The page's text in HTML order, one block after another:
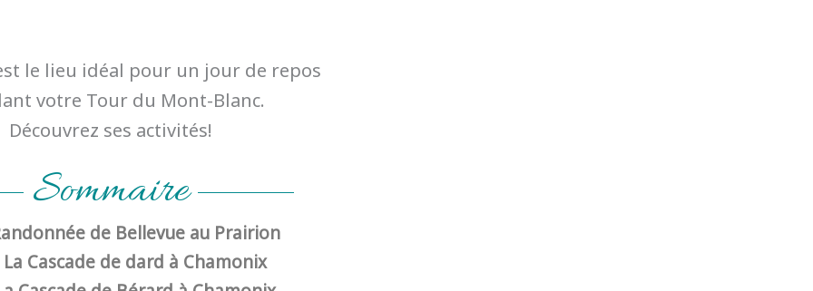
le lieu idéal pour un jour de repos
votre Tour du Mont-Blanc.
Découvrez ses activités!
Sommaire
de Bellevue au Prairion
La Cascade de dard à Chamonix